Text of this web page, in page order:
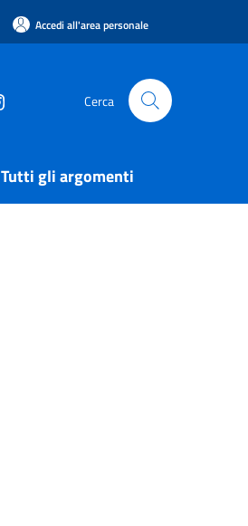
Accedi all'area personale
Cerca
Tutti gli argomenti